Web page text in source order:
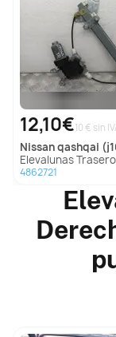
12,10€10 € sin
nissanqashqai
Elevalunas Trasero Derecho Para
4862721